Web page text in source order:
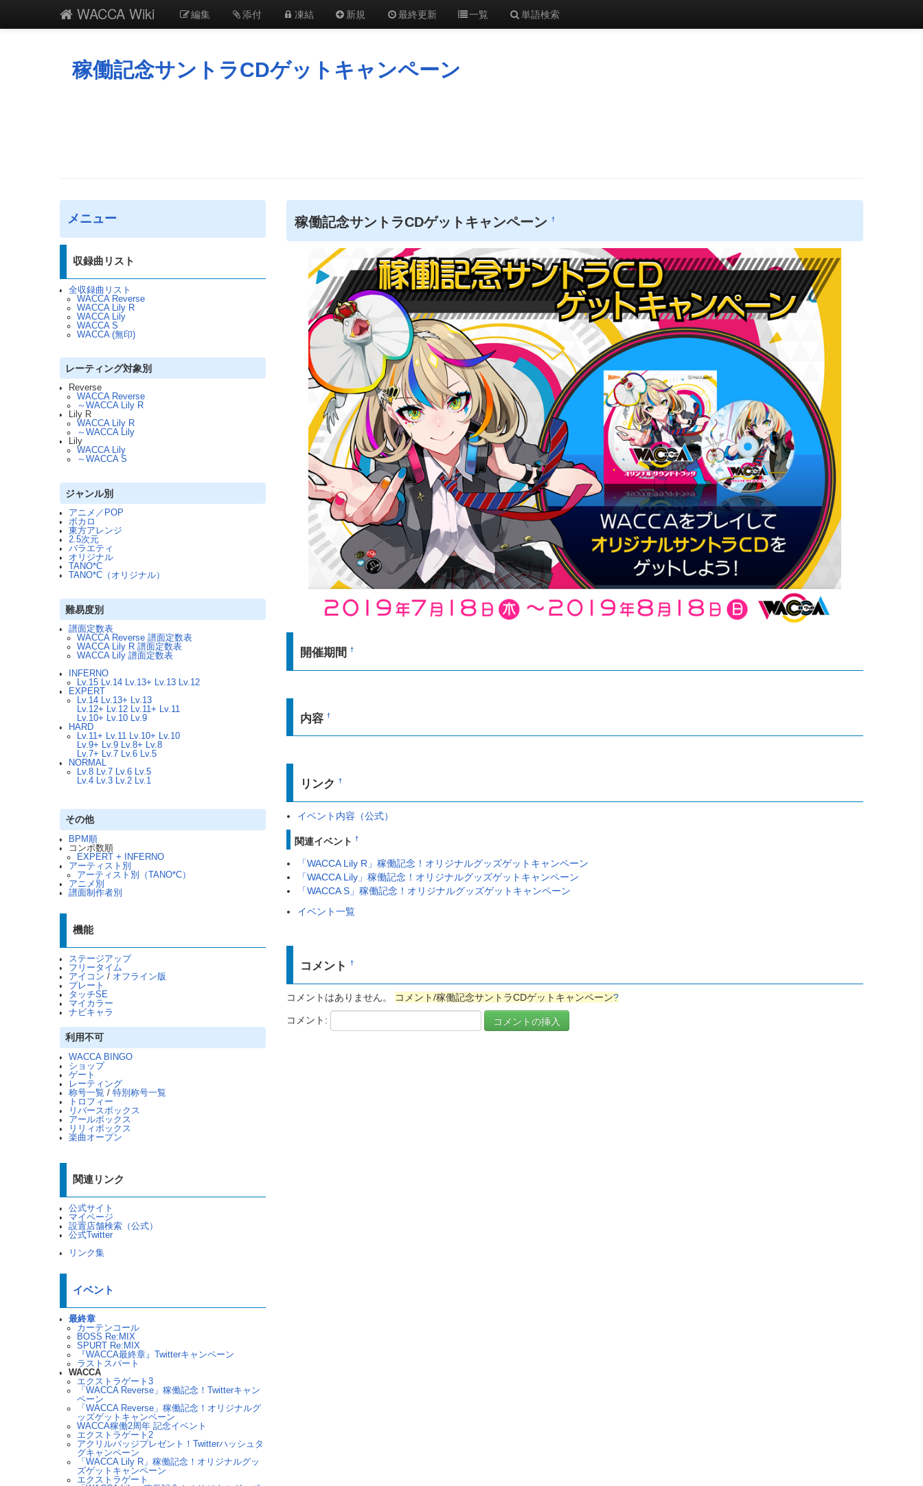
WACCA Wiki 編集 添付 凍結 新規 最終更新 一覧 単語検索
稼働記念サントラCDゲットキャンペーン
メニュー
収録曲リスト
全収録曲リスト
WACCA Reverse
WACCA Lily R
WACCA Lily
WACCA S
WACCA (無印)
レーティング対象別
Reverse
WACCA Reverse
～WACCA Lily R
Lily R
WACCA Lily R
～WACCA Lily
Lily
WACCA Lily
～WACCA S
ジャンル別
アニメ／POP
ボカロ
東方アレンジ
2.5次元
バラエティ
オリジナル
TANO*C
TANO*C（オリジナル）
難易度別
譜面定数表
WACCA Reverse 譜面定数表
WACCA Lily R 譜面定数表
WACCA Lily 譜面定数表
INFERNO
Lv.15 Lv.14 Lv.13+ Lv.13 Lv.12
EXPERT
Lv.14 Lv.13+ Lv.13
Lv.12+ Lv.12 Lv.11+ Lv.11
Lv.10+ Lv.10 Lv.9
HARD
Lv.11+ Lv.11 Lv.10+ Lv.10
Lv.9+ Lv.9 Lv.8+ Lv.8
Lv.7+ Lv.7 Lv.6 Lv.5
NORMAL
Lv.8 Lv.7 Lv.6 Lv.5
Lv.4 Lv.3 Lv.2 Lv.1
その他
BPM順
コンボ数順
EXPERT + INFERNO
アーティスト別
アーティスト別（TANO*C）
アニメ別
譜面制作者別
機能
ステージアップ
フリータイム
アイコン / オフライン版
プレート
タッチSE
マイカラー
ナビキャラ
利用不可
WACCA BINGO
ショップ
ゲート
レーティング
称号一覧 / 特別称号一覧
トロフィー
リバースボックス
アールボックス
リリィボックス
楽曲オープン
関連リンク
公式サイト
マイページ
設置店舗検索（公式）
公式Twitter
リンク集
イベント
最終章
カーテンコール
BOSS Re:MIX
SPURT Re:MIX
『WACCA最終章』Twitterキャンペーン
ラストスパート
WACCA
エクストラゲート3
「WACCA Reverse」稼働記念！Twitterキャン
ペーン
「WACCA Reverse」稼働記念！オリジナルグ
ッズゲットキャンペーン
WACCA稼働2周年 記念イベント
エクストラゲート2
アクリルバッジプレゼント！Twitterハッシュタ
グキャンペーン
「WACCA Lily R」稼働記念！オリジナルグッ
ズゲットキャンペーン
エクストラゲート
稼働記念サントラCDゲットキャンペーン†
開催期間†
内容†
リンク†
イベント内容（公式）
関連イベント †
「WACCA Lily R」稼働記念！オリジナルグッズゲットキャンペーン
「WACCA Lily」稼働記念！オリジナルグッズゲットキャンペーン
「WACCA S」稼働記念！オリジナルグッズゲットキャンペーン
イベント一覧
コメント†
コメントはありません。 コメント/稼働記念サントラCDゲットキャンペーン?
コメント: